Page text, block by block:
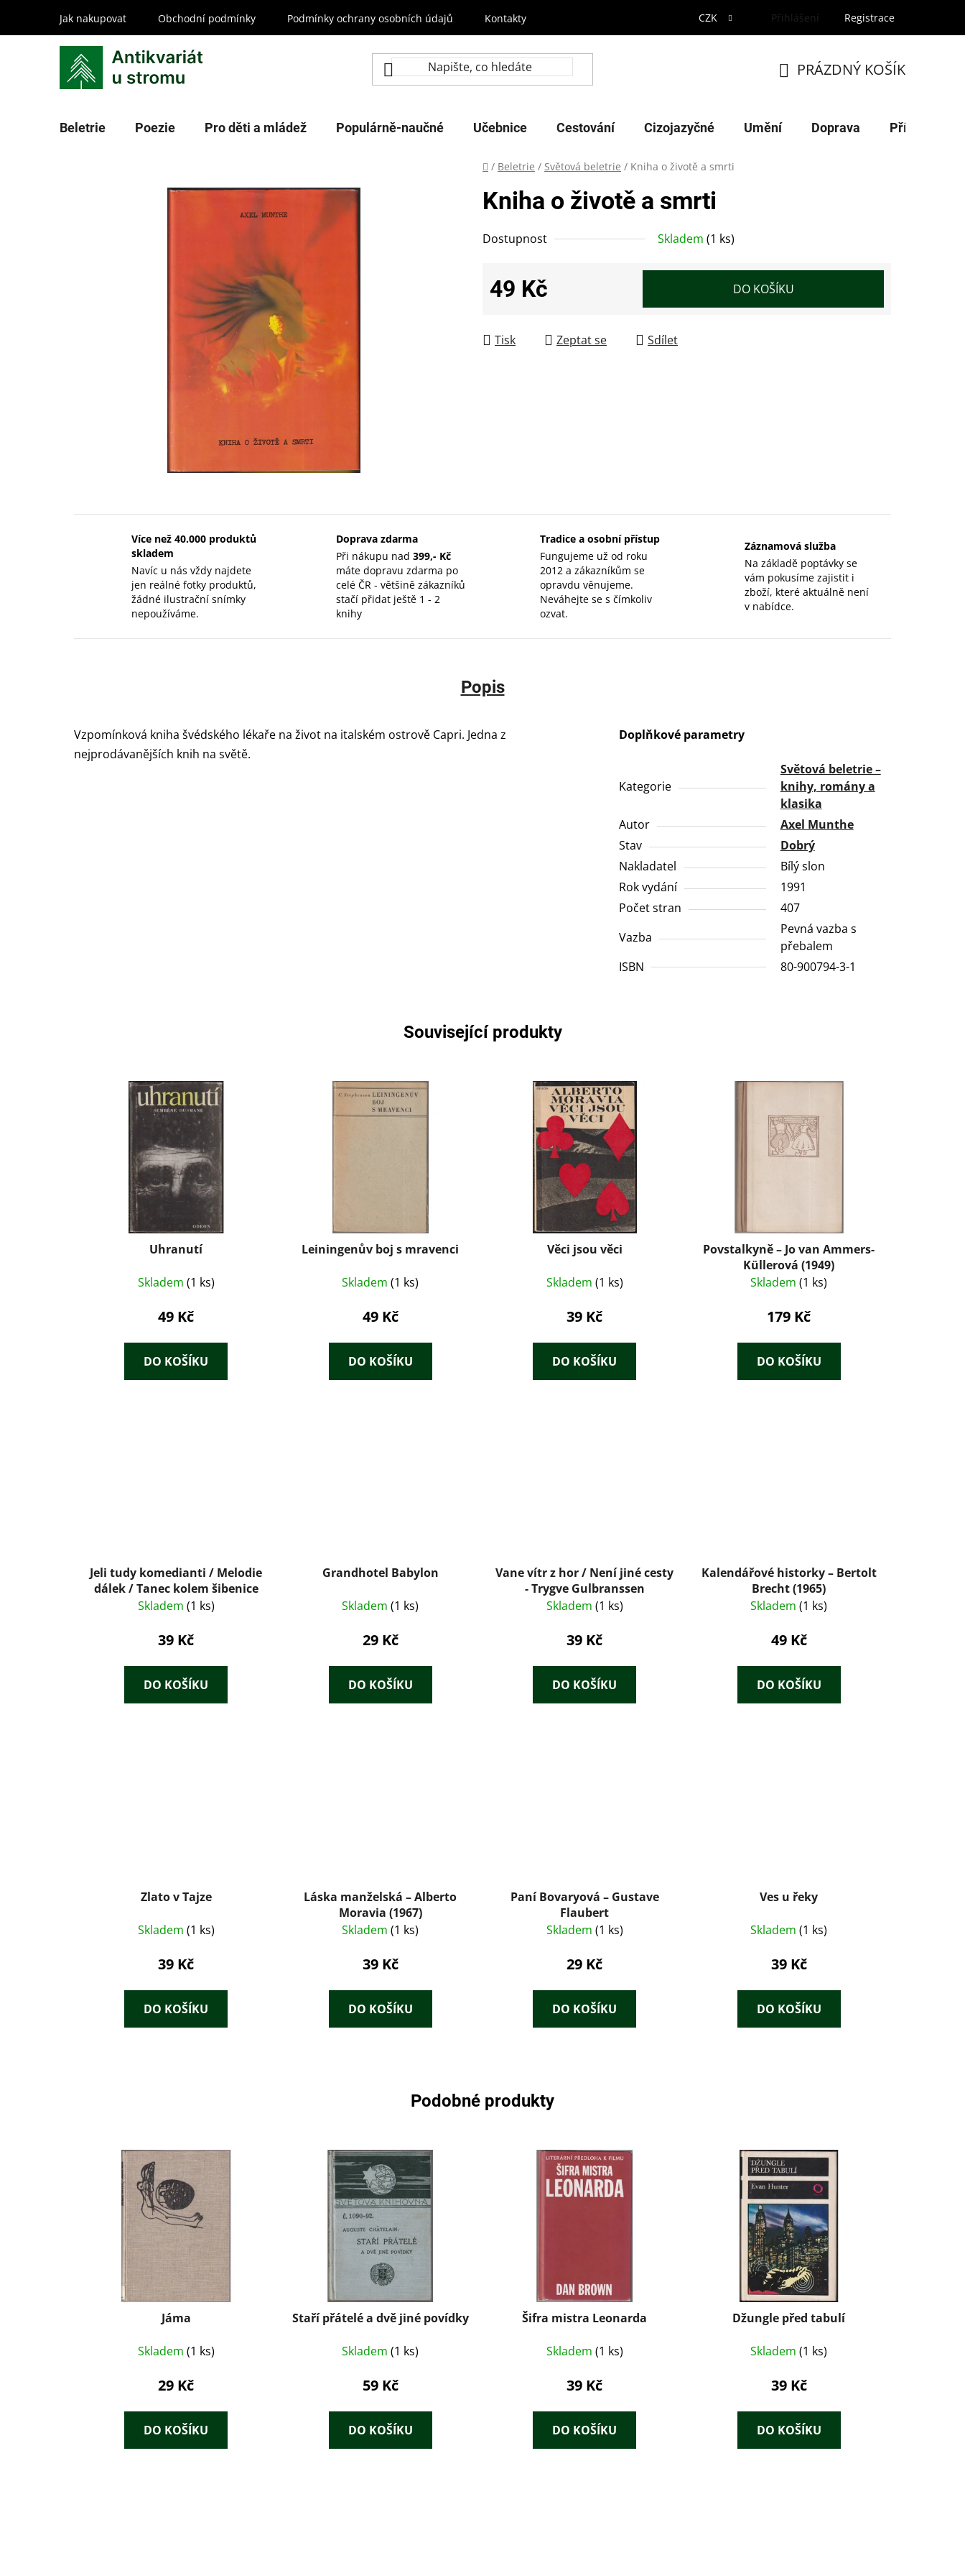
obsah
Jak nakupovat Obchodní podmínky Podmínky ochrany osobních údajů Kontakty CZK Přihlášení Registrace
KOŠÍK
PRÁZDNÝ KOŠÍK
Beletrie Poezie Pro děti a mládež Populárně-naučné Učebnice Cestování Cizojazyčné Umění Doprava Příroda
Domů
/ Beletrie / Světová beletrie / Kniha o životě a smrti
Kniha o životě a smrti
Dostupnost Skladem (1 ks)
49 Kč DO KOŠÍKU
Tisk Zeptat se Sdílet
Více než 40.000 produktů
skladem
Navíc u nás vždy najdete
jen reálné fotky produktů,
žádné ilustrační snímky
nepoužíváme.
Doprava zdarma
Při nákupu nad 399,- Kč
máte dopravu zdarma po
celé ČR - většině zákazníků
stačí přidat ještě 1 - 2
knihy
Tradice a osobní přístup
Fungujeme už od roku
2012 a zákazníkům se
opravdu věnujeme.
Neváhejte se s čímkoliv
ozvat.
Záznamová služba
Na základě poptávky se
vám pokusíme zajistit i
zboží, které aktuálně není
v nabídce.
Popis
Vzpomínková kniha švédského lékaře na život na italském ostrově Capri. Jedna z
nejprodávanějších knih na světě.
Doplňkové parametry
Kategorie
Světová beletrie –
knihy, romány a
klasika
Autor
Axel Munthe
Stav
Dobrý
Nakladatel
Bílý slon
Rok vydání
1991
Počet stran
407
Vazba
Pevná vazba s
přebalem
ISBN
80-900794-3-1
Související produkty
Uhranutí
Skladem (1 ks)
49 Kč
DO KOŠÍKU
Leiningenův boj s mravenci
Skladem(1 ks)
49 Kč
DO KOŠÍKU
Věci jsou věci
Skladem (1 ks)
39 Kč
DO KOŠÍKU
Povstalkyně – Jo van Ammers-
Küllerová (1949)
Skladem(1 ks)
179 Kč
DO KOŠÍKU
Jeli tudy komedianti / Melodie
dálek / Tanec kolem šibenice
Skladem (1 ks)
39 Kč
DO KOŠÍKU
Grandhotel Babylon
Skladem(1 ks)
29 Kč
DO KOŠÍKU
Vane vítr z hor / Není jiné cesty
- Trygve Gulbranssen
Skladem (1 ks)
39 Kč
DO KOŠÍKU
Kalendářové historky – Bertolt
Brecht (1965)
Skladem(1 ks)
49 Kč
DO KOŠÍKU
Zlato v Tajze
Skladem (1 ks)
39 Kč
DO KOŠÍKU
Láska manželská – Alberto
Moravia (1967)
Skladem(1 ks)
39 Kč
DO KOŠÍKU
Paní Bovaryová – Gustave
Flaubert
Skladem (1 ks)
29 Kč
DO KOŠÍKU
Ves u řeky
Skladem(1 ks)
39 Kč
DO KOŠÍKU
Podobné produkty
Jáma
Skladem (1 ks)
29 Kč
DO KOŠÍKU
Staří přátelé a dvě jiné povídky
Skladem(1 ks)
59 Kč
DO KOŠÍKU
Šifra mistra Leonarda
Skladem (1 ks)
39 Kč
DO KOŠÍKU
Džungle před tabulí
Skladem(1 ks)
39 Kč
DO KOŠÍKU